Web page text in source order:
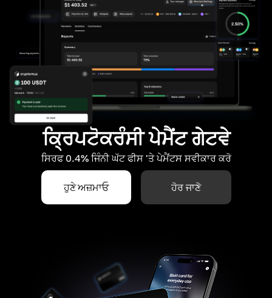
ਕ੍ਰਿਪਟੋਕਰੰਸੀ ਪੇਮੈਂਟ ਗੇਟਵੇ
ਸਿਰਫ 0.4% ਜਿੰਨੀ ਘੱਟ ਫੀਸ 'ਤੇ ਪੇਮੈਂਟਸ ਸਵੀਕਾਰ ਕਰੋ
ਹੁਣੇ ਅਜ਼ਮਾਓ ਹੋਰ ਜਾਣੋ